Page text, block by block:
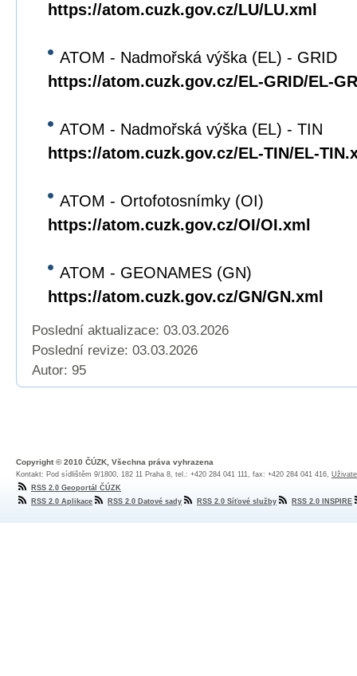
https://atom.cuzk.gov.cz/LU/LU.xml
ATOM - Nadmořská výška (EL) - GRID
https://atom.cuzk.gov.cz/EL-GRID/EL-
ATOM - Nadmořská výška (EL) - TIN
https://atom.cuzk.gov.cz/EL-TIN/EL-
ATOM - Ortofotosnímky (OI)
https://atom.cuzk.gov.cz/OI/OI.xml
ATOM - GEONAMES (GN)
https://atom.cuzk.gov.cz/GN/GN.xml
Poslední aktualizace: 03.03.2026
Poslední revize: 03.03.2026
Autor: 95
Copyright © 2010 ČÚZK, Všechna práva vyhrazena
Kontakt: Pod sídlištěm 9/1800, 182 11 Praha 8, tel.: +420 284 041 111, fax: +420 284 041 416,
RSS 2.0 Geoportál ČÚZK
RSS 2.0 Aplikace
RSS 2.0 Datové sady RSS 2.0 Síťové služby RSS 2.0 INSPIRE